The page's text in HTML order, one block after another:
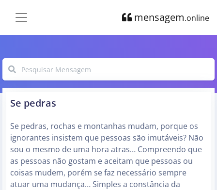
mensagem.online
Se pedras
Se pedras, rochas e montanhas mudam, porque os
ignorantes insistem que pessoas são imutáveis? Não
sou o mesmo de uma hora atras… Compreendo que
as pessoas não gostam e aceitam que pessoas ou
coisas mudem, porém se faz necessário sempre
atuar uma mudança… Simples a constância da